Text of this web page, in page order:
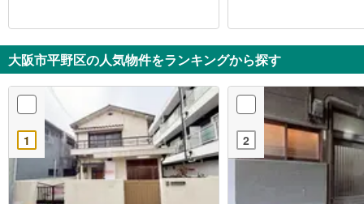
大阪市平野区の人気物件をランキングから探す
1 2